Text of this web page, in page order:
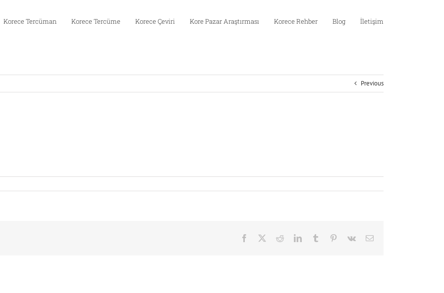
Korece Tercüman Korece Tercüme Korece Çeviri Kore Pazar Araştırması Korece Rehber Blog İletişim
Previous
Facebook RedditLinkedInTumblr Pinterest
Vk Email